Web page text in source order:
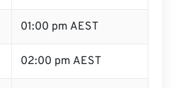
01:00 pm AEST
02:00 pm AEST